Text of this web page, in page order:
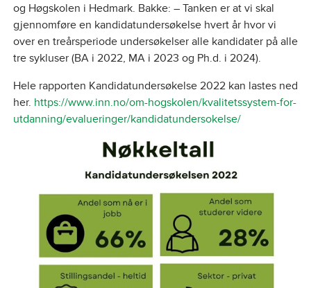
og Høgskolen i Hedmark. Bakke: – Tanken er at vi skal
gjennomføre en kandidatundersøkelse hvert år hvor vi
over en treårsperiode undersøkelser alle kandidater på alle
tre sykluser (BA i 2022, MA i 2023 og Ph.d. i 2024).
Hele rapporten Kandidatundersøkelse 2022 kan lastes ned
her. https://www.inn.no/om-hogskolen/kvalitetssystem-for-
utdanning/evalueringer/kandidatundersokelse/